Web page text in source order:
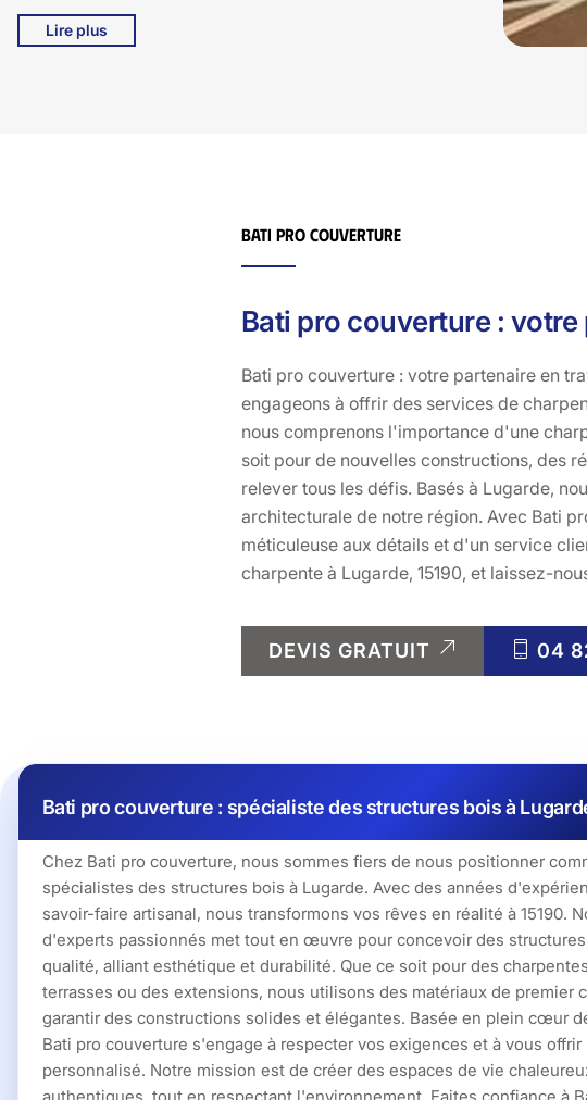
la construction d'une maison en ossature bois, la
rénovation d'une charpente ancienne ou la réalisation de
Lire plus
Bati pro couverture
Bati pro couverture :
Bati pro couverture : votre partenaire en
engageons à offrir des services de
nous comprenons l'importance d'une
soit pour de nouvelles constructions, des
relever tous les défis. Basés à Lugarde,
architecturale de notre région. Avec Bati
méticuleuse aux détails et d'un service
charpente à Lugarde, 15190, et laissez-
DEVIS GRATUIT 04
Bati pro couverture : spécialiste des structures bois à
Chez Bati pro couverture, nous sommes fiers de nous positionner
spécialistes des structures bois à Lugarde. Avec des années
savoir-faire artisanal, nous transformons vos rêves en réalité à 15190.
d'experts passionnés met tout en œuvre pour concevoir des
qualité, alliant esthétique et durabilité. Que ce soit pour des
terrasses ou des extensions, nous utilisons des matériaux de premier
garantir des constructions solides et élégantes. Basée en plein cœur
Bati pro couverture s'engage à respecter vos exigences et à vous offrir
personnalisé. Notre mission est de créer des espaces de vie